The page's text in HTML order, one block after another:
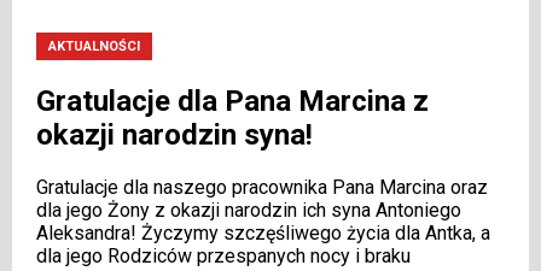
AKTUALNOŚCI
Gratulacje dla Pana Marcina z
okazji narodzin syna!
Gratulacje dla naszego pracownika Pana Marcina oraz
dla jego Żony z okazji narodzin ich syna Antoniego
Aleksandra! Życzymy szczęśliwego życia dla Antka, a
dla jego Rodziców przespanych nocy i braku